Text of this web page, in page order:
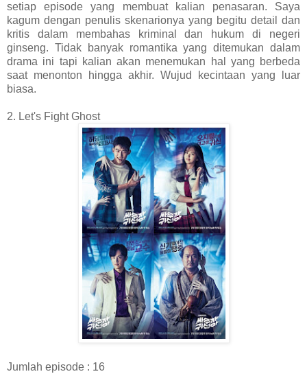
setiap episode yang membuat kalian penasaran. Saya
kagum dengan penulis skenarionya yang begitu detail dan
kritis dalam membahas kriminal dan hukum di negeri
ginseng. Tidak banyak romantika yang ditemukan dalam
drama ini tapi kalian akan menemukan hal yang berbeda
saat menonton hingga akhir. Wujud kecintaan yang luar
biasa.
2. Let's Fight Ghost
Jumlah episode : 16